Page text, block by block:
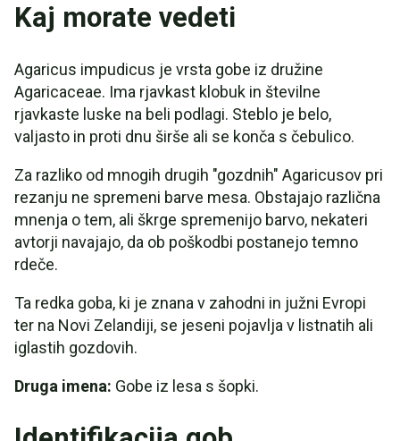
Kaj morate vedeti
Agaricus impudicus je vrsta gobe iz družine
Agaricaceae. Ima rjavkast klobuk in številne
rjavkaste luske na beli podlagi. Steblo je belo,
valjasto in proti dnu širše ali se konča s čebulico.
Za razliko od mnogih drugih "gozdnih" Agaricusov pri
rezanju ne spremeni barve mesa. Obstajajo različna
mnenja o tem, ali škrge spremenijo barvo, nekateri
avtorji navajajo, da ob poškodbi postanejo temno
rdeče.
Ta redka goba, ki je znana v zahodni in južni Evropi
ter na Novi Zelandiji, se jeseni pojavlja v listnatih ali
iglastih gozdovih.
Druga imena: Gobe iz lesa s šopki.